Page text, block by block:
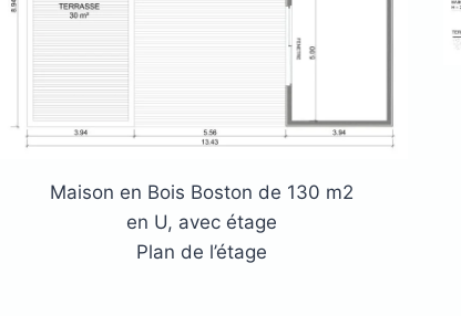
Maison en Bois Boston de 130 m2
en U, avec étage
Plan de l’étage